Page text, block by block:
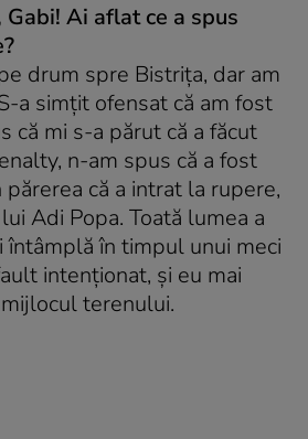
Gabi! Ai aflat ce a spus
drum spre Bistrița, dar am
a simțit ofensat că am fost
că mi s-a părut că a făcut
n-am spus că a fost
că a intrat la rupere,
Adi Popa. Toată lumea a
întâmplă în timpul unui meci
intenționat, și eu mai
terenului.